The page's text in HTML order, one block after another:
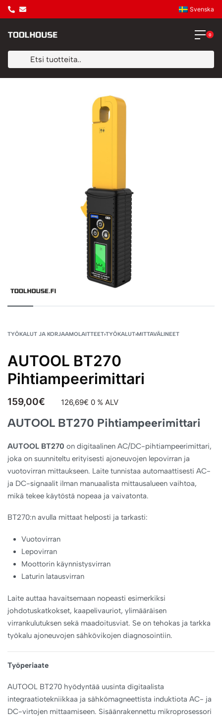
Svenska
0
TYÖKALUT JA KORJAAMOLAITTEET›TYÖKALUT›MITTAVÄLINEET
AUTOOL BT270
Pihtiampeerimittari
159,00€ 126,69€ 0 % ALV
AUTOOL BT270 Pihtiampeerimittari
AUTOOL BT270 on digitaalinen AC/DC-pihtiampeerimittari,
joka on suunniteltu erityisesti ajoneuvojen lepovirran ja
vuotovirran mittaukseen. Laite tunnistaa automaattisesti AC-
ja DC-signaalit ilman manuaalista mittausalueen vaihtoa,
mikä tekee käytöstä nopeaa ja vaivatonta.
BT270:n avulla mittaat helposti ja tarkasti:
Vuotovirran
Lepovirran
Moottorin käynnistysvirran
Laturin latausvirran
Laite auttaa havaitsemaan nopeasti esimerkiksi
johdotuskatkokset, kaapelivauriot, ylimääräisen
virrankulutuksen sekä maadoitusviat. Se on tehokas ja tarkka
työkalu ajoneuvojen sähkövikojen diagnosointiin.
Työperiaate
AUTOOL BT270 hyödyntää uusinta digitaalista
integraatiotekniikkaa ja sähkömagneettista induktiota AC- ja
DC-virtojen mittaamiseen. Sisäänrakennettu mikroprosessori